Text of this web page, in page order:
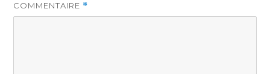
COMMENTAIRE *